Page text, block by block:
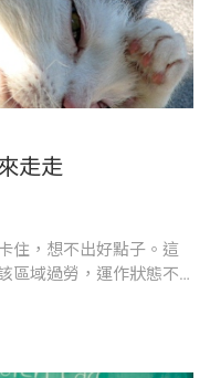
走走
住，想不出好點子。這
區域過勞，運作狀態不